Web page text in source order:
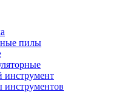
пилы
инструмент
инструментов